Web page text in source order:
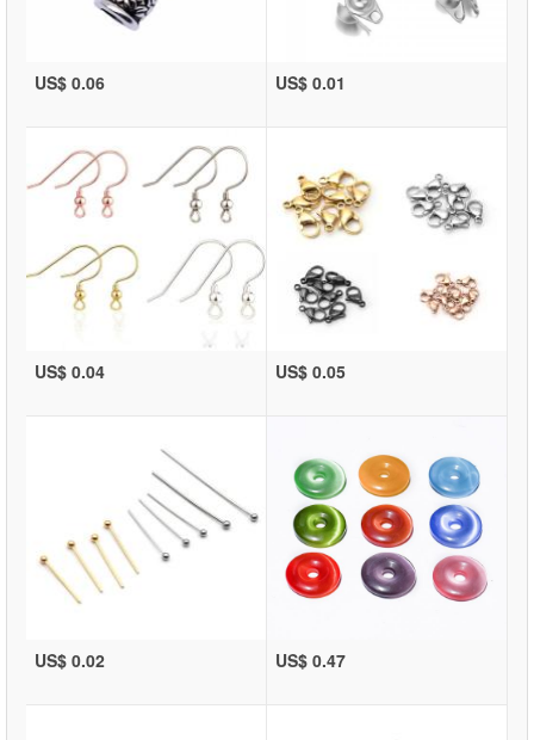
US$ 0.06 US$ 0.01
US$ 0.04 US$ 0.05
US$ 0.02 US$ 0.47